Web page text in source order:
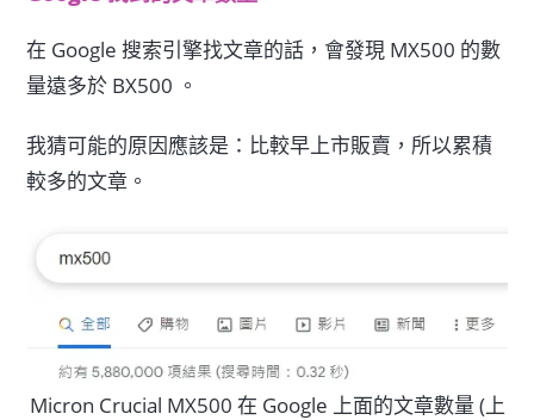
在 Google 搜索引擎找文章的話，會發現 MX500 的數
量遠多於 BX500 。
我猜可能的原因應該是：比較早上市販賣，所以累積
較多的文章。
Micron Crucial MX500 在 Google 上面的文章數量 (上